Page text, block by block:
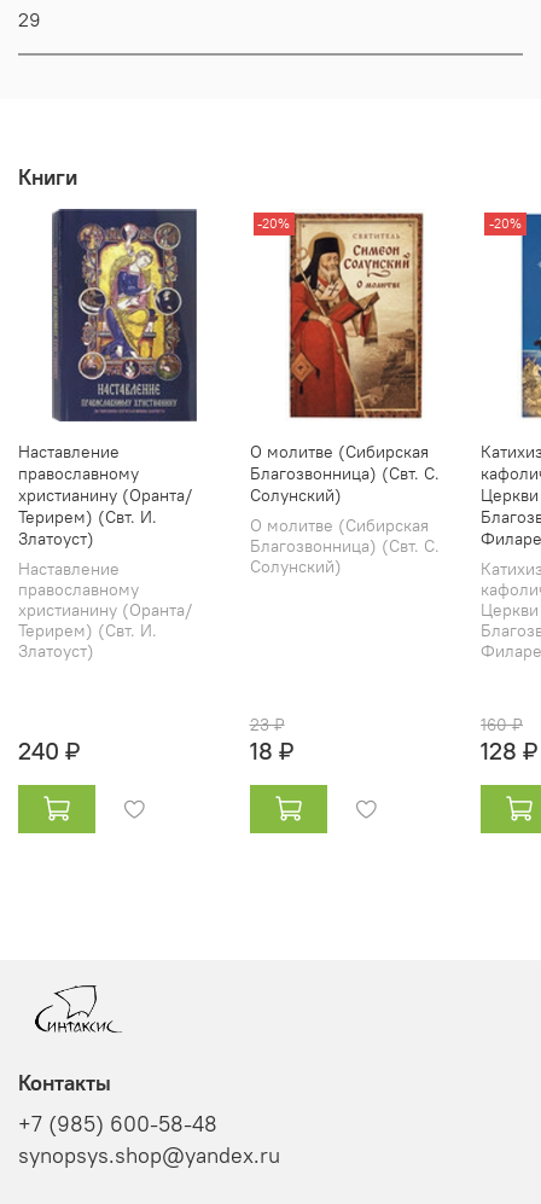
29
Книги
Наставление
православному
христианину (Оранта/
Терирем) (Свт. И.
Златоуст)
Наставление
православному
христианину (Оранта/
Терирем) (Свт. И.
Златоуст)
240 ₽
-20%
О молитве (Сибирская
Благозвонница) (Свт. С.
Солунский)
О молитве (Сибирская
Благозвонница) (Свт. С.
Солунский)
23 ₽
18 ₽
-20%
160 ₽
128 ₽
Контакты
+7 (985) 600-58-48
synopsys.shop@yandex.ru